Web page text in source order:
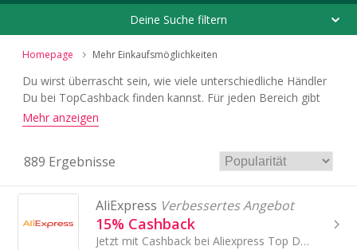
Deine Suche filtern
Homepage Mehr Einkaufsmöglichkeiten
Du wirst überrascht sein, wie viele unterschiedliche Händler
Du bei TopCashback finden kannst. Für jeden Bereich gibt
es einen attraktiven Cashback-Deal.
Mehr anzeigen
889 Ergebnisse
AliExpress Verbessertes Angebot
15% Cashback
Jetzt mit Cashback bei Aliexpress Top Deals sichern!